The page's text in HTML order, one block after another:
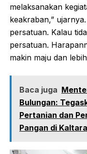
melaksanakan
keakraban,”
persatuan. Kalau
persatuan.
makin maju dan
Baca juga
Bulungan:
Pertanian dan
Pangan di Kaltara